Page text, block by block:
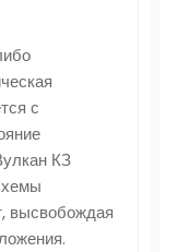
с
КЗ
высвобождая